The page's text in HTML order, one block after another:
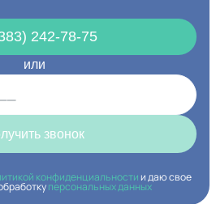
242-78-75
или
звонок
конфиденциальностии даю свое
персональных данных